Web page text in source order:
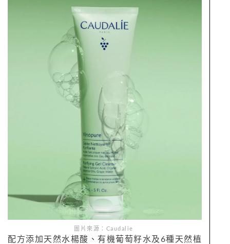
圖片來源：Caudalie
配方添加天然水楊酸、有機葡萄籽水及6種天然植